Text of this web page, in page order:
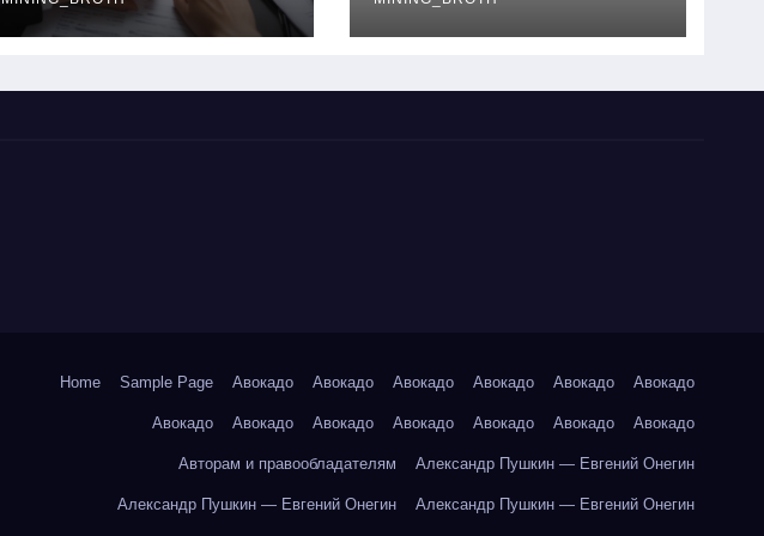
ставки и
требования к
руководство
Home Sample Page Авокадо Авокадо Авокадо Авокадо Авокадо Авокадо
Авокадо Авокадо Авокадо Авокадо Авокадо Авокадо Авокадо
Авторам и правообладателям Александр Пушкин — Евгений Онегин
Александр Пушкин — Евгений Онегин Александр Пушкин — Евгений Онегин